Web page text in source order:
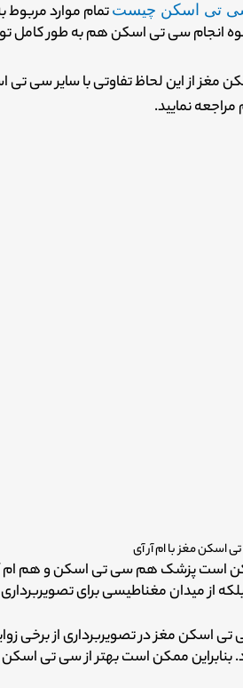
تی اسکن چیست تمام موارد
انجام سی تی اسکن هم به طور کامل
مغز از این لحاظ تفاوتی با سایر سی تی
نمایید.
اسکن مغز با ام آر آی
است پزشک هم سی تی اسکن و هم ام آر
از میدان مغناطیسی برای
تی اسکن مغز در تصویربرداری از برخی
بنابراین ممکن است بهتر از سی تی